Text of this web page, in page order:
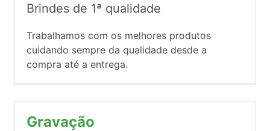
Brindes de 1ª qualidade
Trabalhamos com os melhores produtos
cuidando sempre da qualidade desde a
compra até a entrega.
Gravação